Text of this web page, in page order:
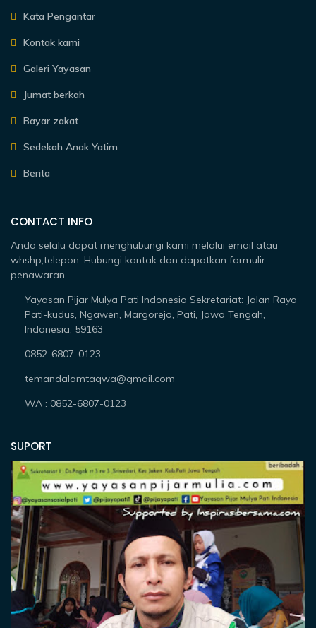
Kata Pengantar
Kontak kami
Galeri Yayasan
Jumat berkah
Bayar zakat
Sedekah Anak Yatim
Berita
CONTACT INFO
Anda selalu dapat menghubungi kami melalui email atau
whshp,telepon. Hubungi kontak dan dapatkan formulir
penawaran.
Yayasan Pijar Mulya Pati Indonesia Sekretariat: Jalan Raya
Pati-kudus, Ngawen, Margorejo, Pati, Jawa Tengah,
Indonesia, 59163
0852-6807-0123
temandalamtaqwa@gmail.com
WA : 0852-6807-0123
SUPORT